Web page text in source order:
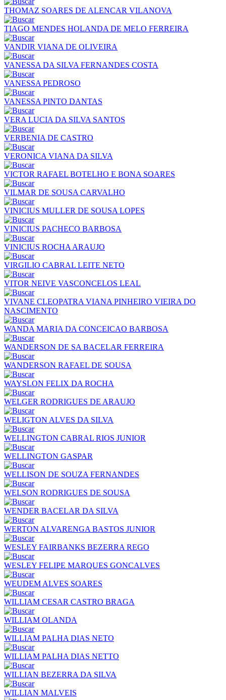
THOMAZ SOARES DE ALENCAR VILANOVA
TIAGO MENDES HOLANDA DE MELO FERREIRA
VANDIR VIANA DE OLIVEIRA
VANESSA DA SILVA FERNANDES COSTA
VANESSA PEDROSO
VANESSA PINTO DANTAS
VERA LUCIA DA SILVA SANTOS
VERBENIA DE CASTRO
VERONICA VIANA DA SILVA
VICTOR RAFAEL BOTELHO E BONA SOARES
VILMAR DE SOUSA CARVALHO
VINICIUS MULLER DE SOUSA LOPES
VINICIUS PACHECO BARBOSA
VINICIUS ROCHA ARAUJO
VIRGILIO CABRAL LEITE NETO
VITOR NEIVE VASCONCELOS LEAL
VIVANE CLEOPATRA VIANA PINHEIRO VIEIRA DO
NASCIMENTO
WANDA MARIA DA CONCEICAO BARBOSA
WANDERSON DE SA BACELAR FERREIRA
WANDERSON RAFAEL DE SOUSA
WAYSLON FELIX DA ROCHA
WELGER RODRIGUES DE ARAUJO
WELIGTON ALVES DA SILVA
WELLINGTON CABRAL RIOS JUNIOR
WELLINGTON GASPAR
WELLISON DE SOUZA FERNANDES
WELSON RODRIGUES DE SOUSA
WENDER BACELAR DA SILVA
WERTON ALVARENGA BASTOS JUNIOR
WESLEY FAIRBANKS BEZERRA REGO
WESLEY FELIPE MARQUES GONCALVES
WEUDEM ALVES SOARES
WILLIAM CESAR CASTRO BRAGA
WILLIAM OLANDA
WILLIAM PALHA DIAS NETO
WILLIAM PALHA DIAS NETTO
WILLIAN BEZERRA DA SILVA
WILLIAN MALVEIS